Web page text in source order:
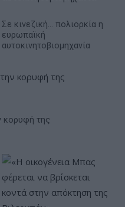
Σε κινεζική… πολιορκία η
ευρωπαϊκή
αυτοκινητοβιομηχανία
κορυφή της